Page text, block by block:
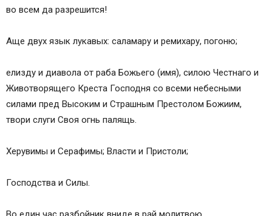
во всем да разрешится!
Аще двух язык лукавых: саламару и ремихару, погоню;
елизду и диавола от раба Божьего (имя), силою Честнаго и
Животворящего Креста Господня со всеми небесными
силами пред Высоким и Страшным Престолом Божиим,
твори слуги Своя огнь палящь.
Херувимы и Серафимы; Власти и Пристоли;
Господства и Силы.